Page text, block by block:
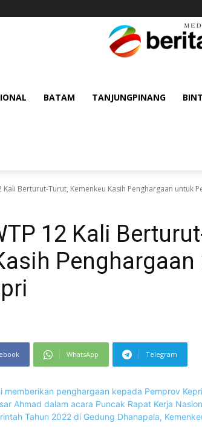
BATAM TANJUNGPINANG
Kali Berturut-Turut, Kemenkeu Kasih Penghargaan untuk
12 Kali
WhatsApp Telegram